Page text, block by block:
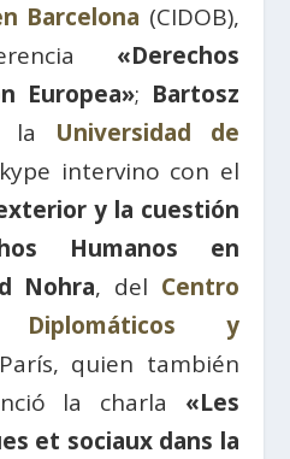
Barcelona (CIDOB),
«Derechos
Europea»; Bartosz
la Universidad de
intervino con el
y la cuestión
Humanos en
Nohra, del Centro
y
quien también
la charla «Les
et sociaux dans la